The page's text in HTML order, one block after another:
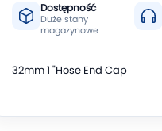
Dostępność
Duże stany
magazynowe
32mm 1 "Hose End Cap